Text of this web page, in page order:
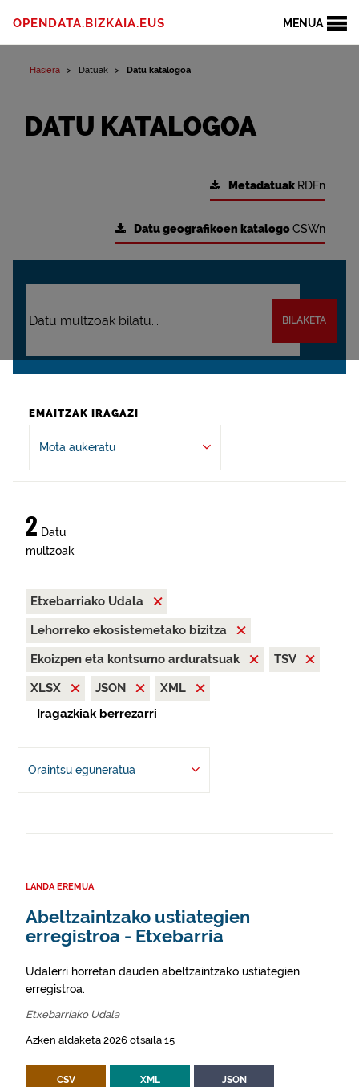
MENUA
OPENDATA.BIZKAIA.EUS
Hasiera Datuak Datu katalogoa
DATU KATALOGOA
Metadatuak RDFn
Datu geografikoen katalogoCSWn
BILAKETA
EMAITZAK IRAGAZI
Mota aukeratu
2 Datu
multzoak
Etxebarriako Udala
Lehorreko ekosistemetako bizitza
Ekoizpen eta kontsumo arduratsuak
TSV
XLSX
JSON
XML
Iragazkiak berrezarri
Oraintsu eguneratua
LANDA EREMUA
Abeltzaintzako ustiategien
erregistroa - Etxebarria
Udalerri horretan dauden abeltzaintzako ustiategien
erregistroa.
Etxebarriako Udala
Azken aldaketa 2026 otsaila 15
CSV XML JSON